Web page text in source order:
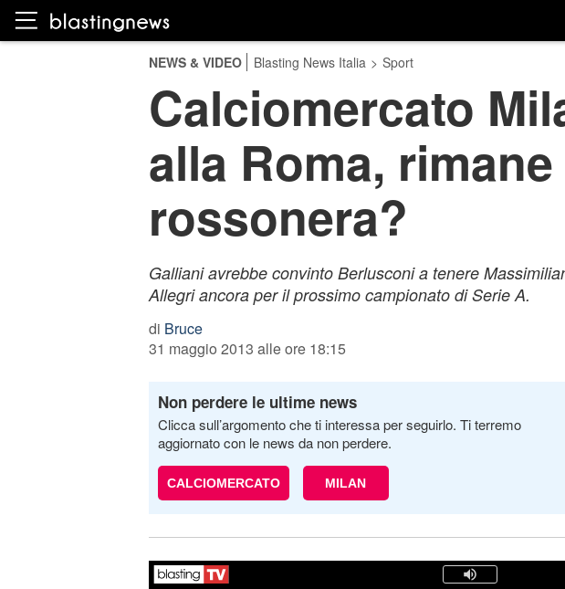
NEWS & VIDEO Blasting News Italia > Sport
Calciomercato
alla Roma,
rossonera?
Galliani avrebbe convinto Berlusconi a tenere
Allegri ancora per il prossimo campionato di Serie A.
di Bruce
31 maggio 2013 alle ore 18:15
Non perdere le ultime news
Clicca sull’argomento che ti interessa per seguirlo. Ti terremo
aggiornato con le news da non perdere.
CALCIOMERCATO MILAN